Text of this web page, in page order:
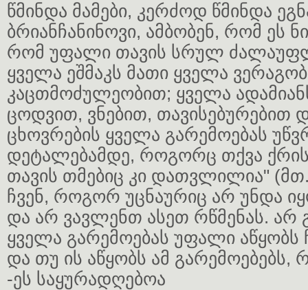
წმინდა მამები, კერძოდ წმინდა
ბრიანჩანინოვი, ამბობენ, რომ ეს
რომ უფალი თავის სრულ
ყველა ეშმაკს მათი ყველა
კაცთმოძულეობით; ყველა
ცოდვით, ვნებით, თავისებურებით
ცხოვრების ყველა გარემოებას
დეტალებამდე, როგორც თქვა
თავის თმებიც კი დათვლილია"
ჩვენ, როგორ უცნაურიც არ უნდა
და არ ვავლენთ ასეთ რწმენას. არ
ყველა გარემოებას უფალი აწყობს
და თუ ის აწყობს ამ გარემოებებს,
-ეს საყურადღებოა